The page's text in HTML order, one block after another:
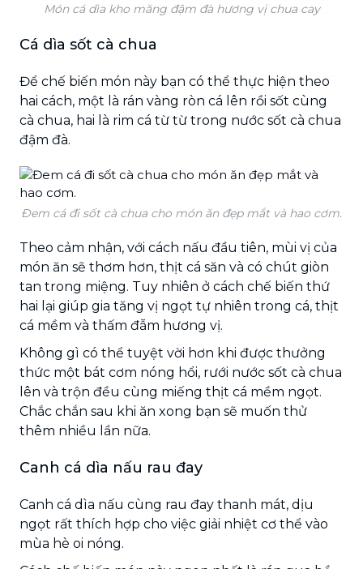
Món cá dìa kho măng đậm đà hương vị chua cay
Cá dìa sốt cà chua
Để chế biến món này bạn có thể thực hiện theo
hai cách, một là rán vàng ròn cá lên rồi sốt cùng
cà chua, hai là rim cá từ từ trong nước sốt cà chua
đậm đà.
Đem cá đi sốt cà chua cho món ăn đẹp mắt và hao cơm.
Theo cảm nhận, với cách nấu đầu tiên, mùi vị của
món ăn sẽ thơm hơn, thịt cá săn và có chút giòn
tan trong miệng. Tuy nhiên ở cách chế biến thứ
hai lại giúp gia tăng vị ngọt tự nhiên trong cá, thịt
cá mềm và thấm đẫm hương vị.
Không gì có thể tuyệt vời hơn khi được thưởng
thức một bát cơm nóng hổi, rưới nước sốt cà chua
lên và trộn đều cùng miếng thịt cá mềm ngọt.
Chắc chắn sau khi ăn xong bạn sẽ muốn thử
thêm nhiều lần nữa.
Canh cá dìa nấu rau đay
Canh cá dìa nấu cùng rau đay thanh mát, dịu
ngọt rất thích hợp cho việc giải nhiệt cơ thể vào
mùa hè oi nóng.